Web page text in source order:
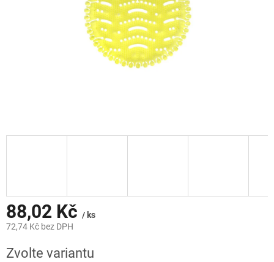
88,02 Kč / ks
72,74 Kč bez DPH
cena:
Zvolte variantu